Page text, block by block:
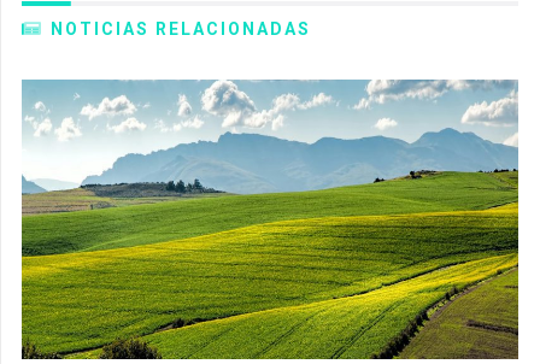
NOTICIAS RELACIONADAS